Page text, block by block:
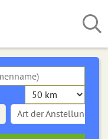
Art der Anstellung